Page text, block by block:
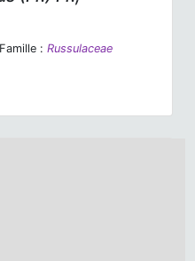
Famille : Russulaceae